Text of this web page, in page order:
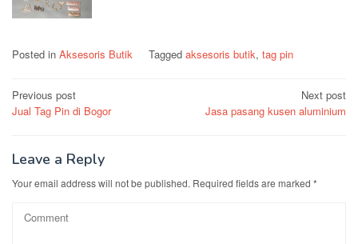
Posted in Aksesoris Butik Tagged aksesoris butik, tag pin
Post
navigation
Previous post
Jual Tag Pin di Bogor
Next post
Jasa pasang kusen aluminium
Leave a Reply
Your email address will not be published. Required fields are marked *